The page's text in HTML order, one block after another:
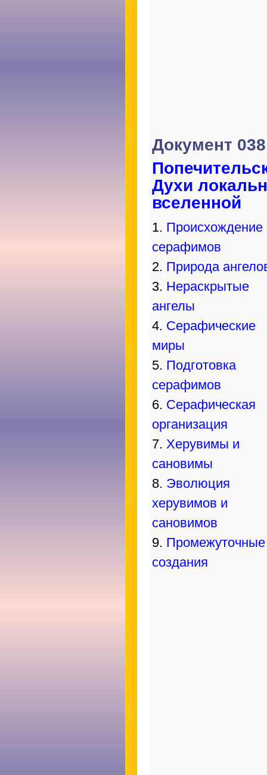
Документ
Духи
вселенной
1. Происхождение
серафимов
2. Природа
3. Нераскрытые
ангелы
4. Серафические
миры
5. Подготовка
серафимов
6. Серафическая
организация
7. Херувимы и
сановимы
8. Эволюция
херувимов и
сановимов
9. Промежуточные
создания